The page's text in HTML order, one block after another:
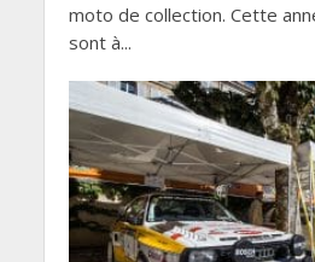
moto de collection. Cette
sont à...